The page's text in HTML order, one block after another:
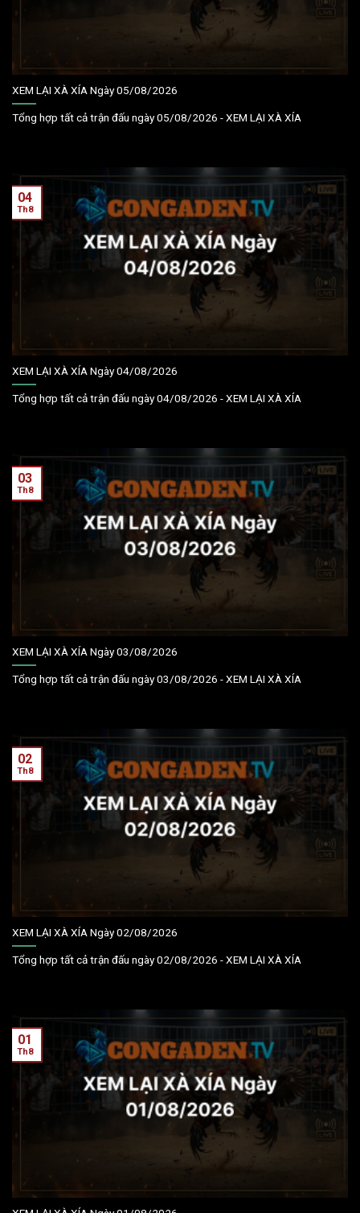
XEM LẠI XÀ XÍA Ngày 05/08/2026
Tổng hợp tất cả trận đấu ngày 05/08/2026 - XEM LẠI XÀ XÍA
XEM LẠI XÀ XÍA Ngày 04/08/2026
Tổng hợp tất cả trận đấu ngày 04/08/2026 - XEM LẠI XÀ XÍA
04
Th8
XEM LẠI XÀ XÍA Ngày 03/08/2026
Tổng hợp tất cả trận đấu ngày 03/08/2026 - XEM LẠI XÀ XÍA
03
Th8
XEM LẠI XÀ XÍA Ngày 02/08/2026
Tổng hợp tất cả trận đấu ngày 02/08/2026 - XEM LẠI XÀ XÍA
02
Th8
01
Th8